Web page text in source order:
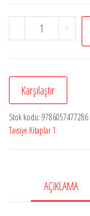
-
İslama
Giriş
adet
+
Karşılaştır
Stok kodu: 9786057477286
Tavsiye Kitaplar 1
AÇIKLAMA